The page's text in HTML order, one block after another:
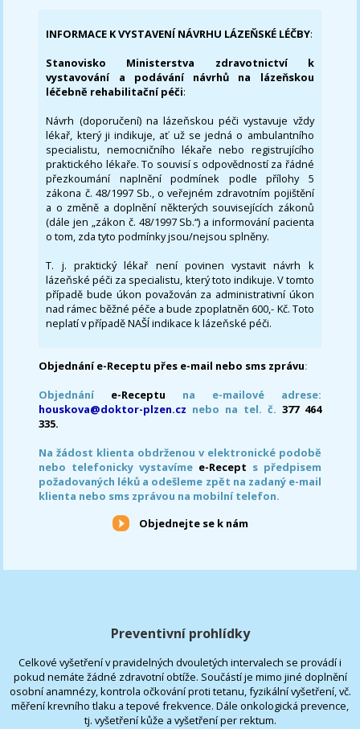
INFORMACE K VYSTAVENÍ NÁVRHU LÁZEŇSKÉ LÉČBY:
Stanovisko Ministerstva zdravotnictví k
vystavování a podávání návrhů na lázeňskou
léčebně rehabilitační péči:
Návrh (doporučení) na lázeňskou péči vystavuje vždy
lékař, který ji indikuje, ať už se jedná o ambulantního
specialistu, nemocničního lékaře nebo registrujícího
praktického lékaře. To souvisí s odpovědností za řádné
přezkoumání naplnění podmínek podle přílohy 5
zákona č. 48/1997 Sb., o veřejném zdravotním pojištění
a o změně a doplnění některých souvisejících zákonů
(dále jen „zákon č. 48/1997 Sb.“) a informování pacienta
o tom, zda tyto podmínky jsou/nejsou splněny.
T. j. praktický lékař není povinen vystavit návrh k
lázeňské péči za specialistu, který toto indikuje. V tomto
případě bude úkon považován za administrativní úkon
nad rámec běžné péče a bude zpoplatněn 600,- Kč. Toto
neplatí v případě NAŠÍ indikace k lázeňské péči.
Objednání e-Receptu přes e-mail nebo sms zprávu:
Objednání e-Receptu na e-mailové adrese:
houskova@doktor-plzen.cz nebo na tel. č. 377 464
335.
Na žádost klienta obdrženou v elektronické podobě
nebo telefonicky vystavíme e-Recept s předpisem
požadovaných léků a odešleme zpět na zadaný e-mail
klienta nebo sms zprávou na mobilní telefon.
Objednejte se k nám
Preventivní prohlídky
Celkové vyšetření v pravidelných dvouletých intervalech se provádí i
pokud nemáte žádné zdravotní obtíže. Součástí je mimo jiné doplnění
osobní anamnézy, kontrola očkování proti tetanu, fyzikální vyšetření, vč.
měření krevního tlaku a tepové frekvence. Dále onkologická prevence,
tj. vyšetření kůže a vyšetření per rektum.